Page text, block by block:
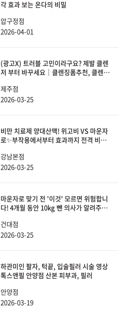
각 효과 보는 온다의 비밀
압구정점
2026-04-01
(광고X) 트러블 고민이라구요? 제발 클렌
저 부터 바꾸세요｜클렌징폼추천, 클렌징
제주점
2026-03-25
비만 치료제 양대산맥! 위고비 VS 마운자
로✨부작용에서부터 효과까지 전격 비교
강남본점
2026-03-25
마운자로 맞기 전 '이것' 모르면 위험합니
다! 4개월 동안 10kg 뺀 의사가 알려주는
건대점
2026-03-25
하관미인 팔자, 턱끝, 입술필러 시술 영상
톡스앤필 안양점 산본 피부과, 필러
안양점
2026-03-19